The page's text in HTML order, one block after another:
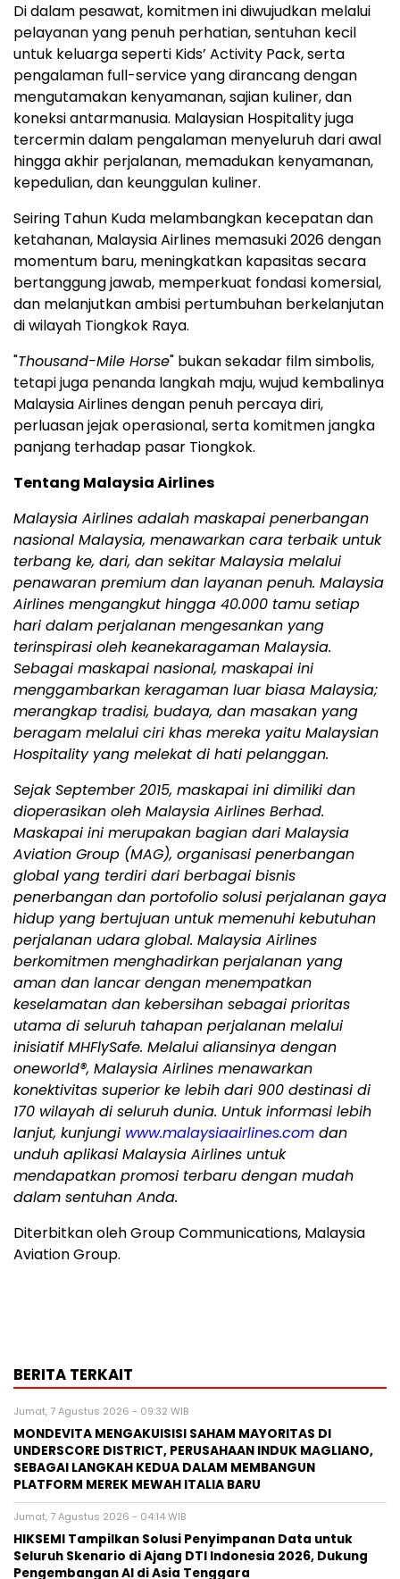
Di dalam pesawat, komitmen ini diwujudkan melalui
pelayanan yang penuh perhatian, sentuhan kecil
untuk keluarga seperti Kids’ Activity Pack, serta
pengalaman full-service yang dirancang dengan
mengutamakan kenyamanan, sajian kuliner, dan
koneksi antarmanusia. Malaysian Hospitality juga
tercermin dalam pengalaman menyeluruh dari awal
hingga akhir perjalanan, memadukan kenyamanan,
kepedulian, dan keunggulan kuliner.
Seiring Tahun Kuda melambangkan kecepatan dan
ketahanan, Malaysia Airlines memasuki 2026 dengan
momentum baru, meningkatkan kapasitas secara
bertanggung jawab, memperkuat fondasi komersial,
dan melanjutkan ambisi pertumbuhan berkelanjutan
di wilayah Tiongkok Raya.
"Thousand-Mile Horse" bukan sekadar film simbolis,
tetapi juga penanda langkah maju, wujud kembalinya
Malaysia Airlines dengan penuh percaya diri,
perluasan jejak operasional, serta komitmen jangka
panjang terhadap pasar Tiongkok.
Tentang Malaysia Airlines
Malaysia Airlines adalah maskapai penerbangan
nasional Malaysia, menawarkan cara terbaik untuk
terbang ke, dari, dan sekitar Malaysia melalui
penawaran premium dan layanan penuh. Malaysia
Airlines mengangkut hingga 40.000 tamu setiap
hari dalam perjalanan mengesankan yang
terinspirasi oleh keanekaragaman Malaysia.
Sebagai maskapai nasional, maskapai ini
menggambarkan keragaman luar biasa Malaysia;
merangkap tradisi, budaya, dan masakan yang
beragam melalui ciri khas mereka yaitu Malaysian
Hospitality yang melekat di hati pelanggan.
Sejak September 2015, maskapai ini dimiliki dan
dioperasikan oleh Malaysia Airlines Berhad.
Maskapai ini merupakan bagian dari Malaysia
Aviation Group (MAG), organisasi penerbangan
global yang terdiri dari berbagai bisnis
penerbangan dan portofolio solusi perjalanan gaya
hidup yang bertujuan untuk memenuhi kebutuhan
perjalanan udara global. Malaysia Airlines
berkomitmen menghadirkan perjalanan yang
aman dan lancar dengan menempatkan
keselamatan dan kebersihan sebagai prioritas
utama di seluruh tahapan perjalanan melalui
inisiatif MHFlySafe. Melalui aliansinya dengan
oneworld®, Malaysia Airlines menawarkan
konektivitas superior ke lebih dari 900 destinasi di
170 wilayah di seluruh dunia. Untuk informasi lebih
lanjut, kunjungi www.malaysiaairlines.com dan
unduh aplikasi Malaysia Airlines untuk
mendapatkan promosi terbaru dengan mudah
dalam sentuhan Anda.
Diterbitkan oleh Group Communications, Malaysia
Aviation Group.
BERITA TERKAIT
Jumat, 7 Agustus 2026 - 09:32 WIB
MONDEVITA MENGAKUISISI SAHAM MAYORITAS DI
UNDERSCORE DISTRICT, PERUSAHAAN INDUK MAGLIANO,
SEBAGAI LANGKAH KEDUA DALAM MEMBANGUN
PLATFORM MEREK MEWAH ITALIA BARU
Jumat, 7 Agustus 2026 - 04:14 WIB
HIKSEMI Tampilkan Solusi Penyimpanan Data untuk
Seluruh Skenario di Ajang DTI Indonesia 2026, Dukung
Pengembangan AI di Asia Tenggara